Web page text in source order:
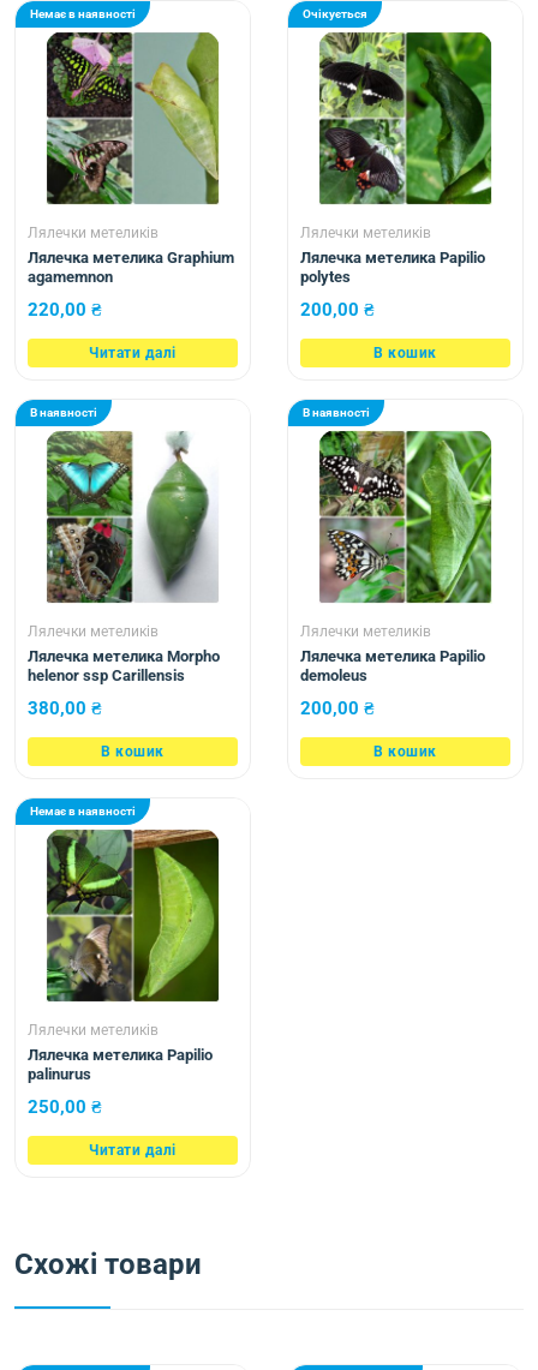
Немає в наявності
Лялечки метеликів
Лялечка метелика Graphium
agamemnon
220,00 ₴
Читати далі
Очікується
Лялечки метеликів
Лялечка метелика Papilio
polytes
200,00 ₴
В кошик
В наявності
Лялечки метеликів
Лялечка метелика Morpho
helenor ssp Carillensis
380,00 ₴
В кошик
В наявності
Лялечки метеликів
Лялечка метелика Papilio
demoleus
200,00 ₴
В кошик
Немає в наявності
Лялечки метеликів
Лялечка метелика Papilio
palinurus
250,00 ₴
Читати далі
Схожі товари